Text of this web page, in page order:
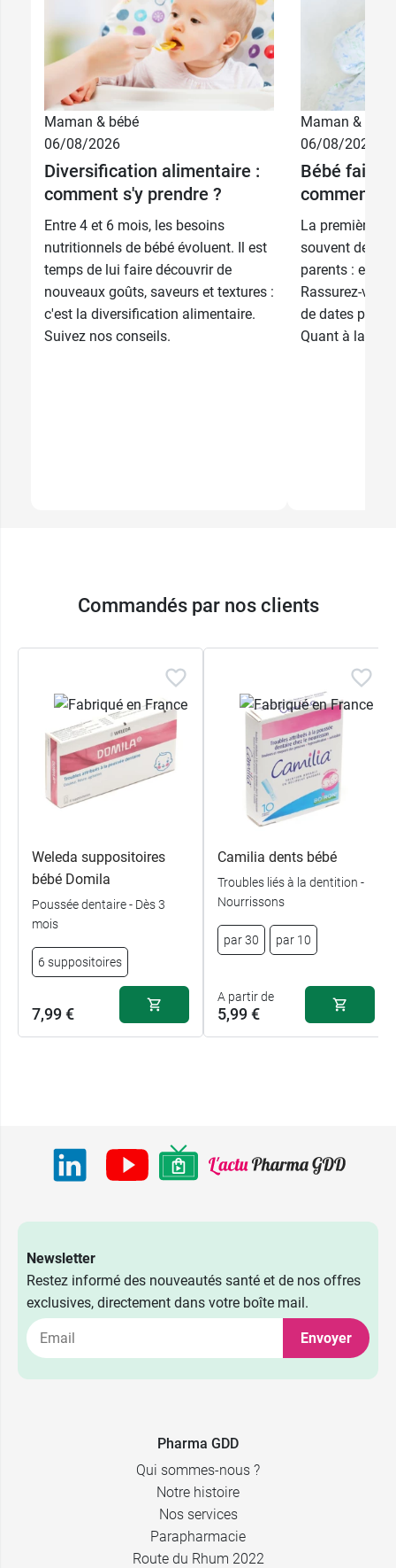
Maman & bébé
06/08/2026
Diversification alimentaire :
comment s'y prendre ?
Entre 4 et 6 mois, les besoins
nutritionnels de bébé évoluent. Il est
temps de lui faire découvrir de
nouveaux goûts, saveurs et textures :
c'est la diversification alimentaire.
Suivez nos conseils.
Maman & bébé
06/08/2026
Bébé fait
comment
La première
souvent de
parents : est-
Rassurez-
de dates
Quant à la
Commandés par nos clients
Weleda suppositoires
bébé Domila
Poussée dentaire - Dès 3
mois
6 suppositoires
7,99 €
Camilia dents bébé
Troubles liés à la dentition -
Nourrissons
par 30 par 10
A partir de
5,99 €
11,99 €
par 10 5,99 €
Newsletter
Restez informé des nouveautés santé et de nos offres
exclusives, directement dans votre boîte mail.
Envoyer
Pharma GDD
Qui sommes-nous ?
Notre histoire
Nos services
Parapharmacie
Route du Rhum 2022